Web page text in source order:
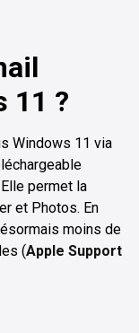
11 ?
Windows 11 via
permet la
et Photos. En
moins de
(Apple Support